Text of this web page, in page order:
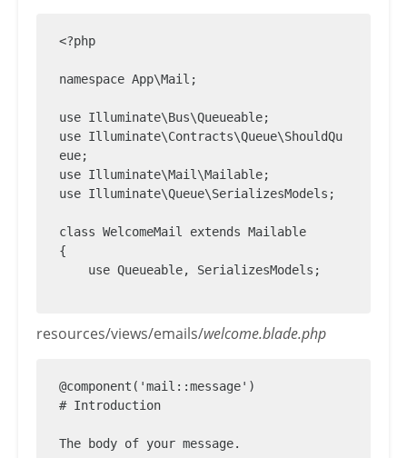
<?php
namespace App\Mail;
use Illuminate\Bus\Queueable;
use Illuminate\Contracts\Queue\ShouldQu
eue;
use Illuminate\Mail\Mailable;
use Illuminate\Queue\SerializesModels;
class WelcomeMail extends Mailable
{
     * Create a new message instance.
     */
    public function __construct()
        //
resources/views/emails/welcome.blade.php
@component('mail::message')
# Introduction
The body of your message.